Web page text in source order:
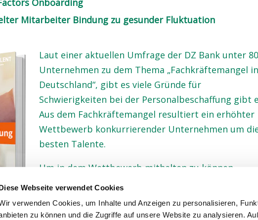
Webseite verwendet Cookies
verwenden Cookies, um Inhalte und Anzeigen zu personalisieren,
zu können und die Zugriffe auf unsere Website zu analysieren.
Onboarding
Mitarbeiter Bindung zu gesunder Fluktuation
Laut einer aktuellen Umfrage der DZ Bank unter
Unternehmen zu dem Thema „Fachkräftemangel in
Deutschland“, gibt es viele Gründe für
Schwierigkeiten bei der Personalbeschaffung gibt
Aus dem Fachkräftemangel resultiert ein erhöhter
Wettbewerb konkurrierender Unternehmen um
besten Talente.
Um in dem Wettbewerb mithalten zu können,
müssen die Prozesse – beginnend bei der
Personalbeschaffung – im Personalwesen
und einheitlich digitalisiert werden.